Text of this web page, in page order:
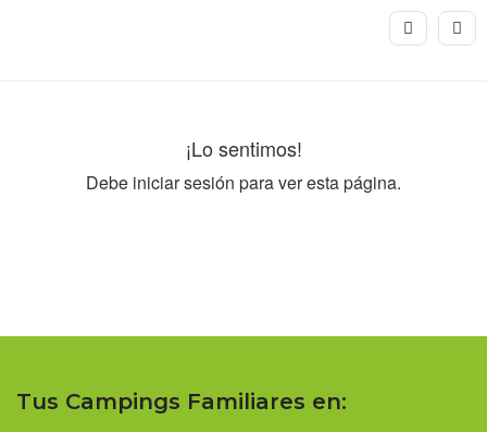
¡Lo sentimos!
Debe iniciar sesión para ver esta página.
Tus Campings Familiares en: